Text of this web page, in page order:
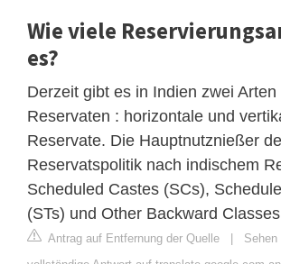
Wie viele
es?
Derzeit gibt es in Indien zwei Arten
Reservaten : horizontale und
Reservate. Die Hauptnutznießer
Reservatspolitik nach indischem
Scheduled Castes (SCs),
(STs) und Other Backward
Antrag auf Entfernung der Quelle |